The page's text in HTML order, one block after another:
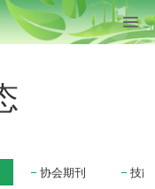
协会期刊 技